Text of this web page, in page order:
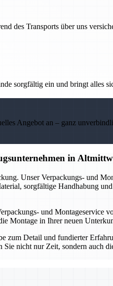
des Transports über uns
sorgfältig ein und bringt alles
Angebot an – ganz
in
Unser Verpackungs- und
sorgfältige Handhabung
und Montageservice
Montage in Ihrer neuen
zum Detail und fundierter
nicht nur Zeit, sondern auch